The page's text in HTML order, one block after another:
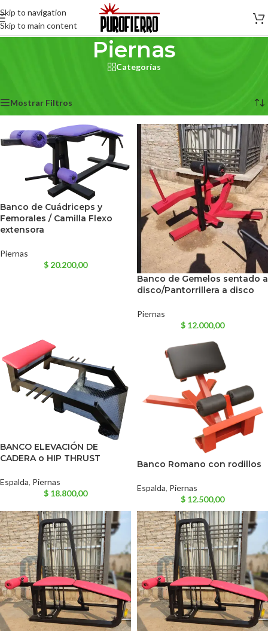
Skip to navigation
Skip to main content
Piernas
Categorías
Mostrar Filtros
Banco de Cuádriceps y
Femorales / Camilla Flexo
extensora
Piernas
$ 20.200,00
Banco de Gemelos sentado a
disco/Pantorrillera a disco
Piernas
$ 12.000,00
BANCO ELEVACIÓN DE
CADERA o HIP THRUST
Espalda, Piernas
$ 18.800,00
Banco Romano con rodillos
Espalda, Piernas
$ 12.500,00